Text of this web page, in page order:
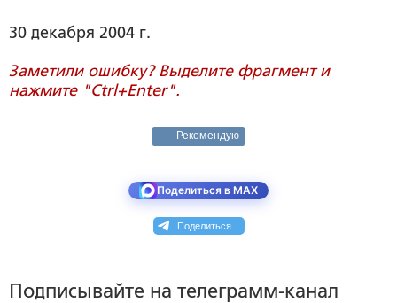
30 декабря 2004 г.
Заметили ошибку? Выделите фрагмент и
нажмите "Ctrl+Enter".
Рекомендую
Поделиться в MAX
Поделиться
Подписывайте на телеграмм-канал